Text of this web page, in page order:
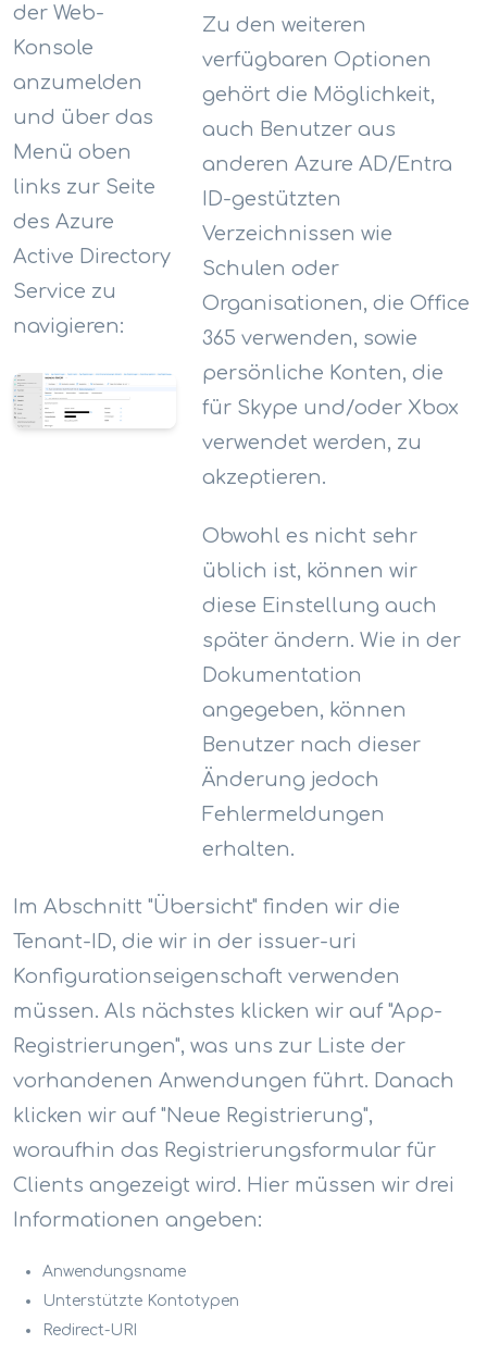
der Web-
Konsole
anzumelden
und über das
Menü oben
links zur Seite
des Azure
Active Directory
Service zu
navigieren:
Zu den weiteren
verfügbaren Optionen
gehört die Möglichkeit,
auch Benutzer aus
anderen Azure AD/Entra
ID-gestützten
Verzeichnissen wie
Schulen oder
Organisationen, die Office
365 verwenden, sowie
persönliche Konten, die
für Skype und/oder Xbox
verwendet werden, zu
akzeptieren.
Obwohl es nicht sehr
üblich ist, können wir
diese Einstellung auch
später ändern. Wie in der
Dokumentation
angegeben, können
Benutzer nach dieser
Änderung jedoch
Fehlermeldungen
erhalten.
Im Abschnitt "Übersicht" finden wir die
Tenant-ID, die wir in der issuer-uri
Konfigurationseigenschaft verwenden
müssen. Als nächstes klicken wir auf "App-
Registrierungen", was uns zur Liste der
vorhandenen Anwendungen führt. Danach
klicken wir auf "Neue Registrierung",
woraufhin das Registrierungsformular für
Clients angezeigt wird. Hier müssen wir drei
Informationen angeben:
Anwendungsname
Unterstützte Kontotypen
Redirect-URI